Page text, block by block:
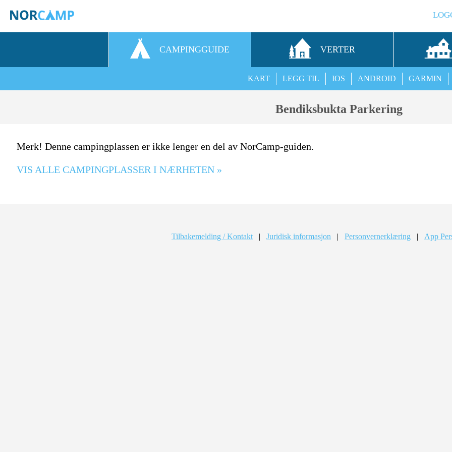
CAMPINGGUIDE VERTER
GARMIN
ANDROID
IOS
LEGG TIL
KART
Bendiksbukta Parkering
Merk! Denne campingplassen er ikke lenger en del av NorCamp-guiden.
VIS ALLE CAMPINGPLASSER I NÆRHETEN »
Tilbakemelding / Kontakt | Juridisk informasjon | Personvernerklæring | App